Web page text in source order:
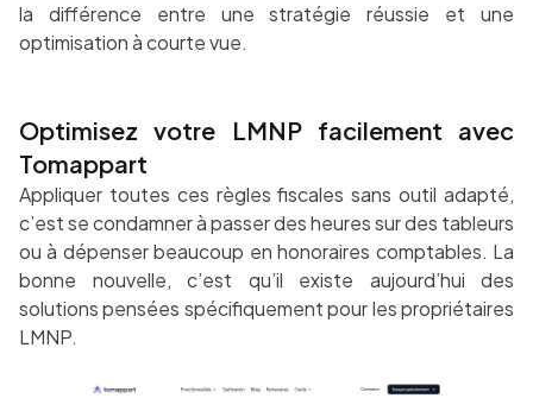
la différence entre une stratégie réussie et une
optimisation à courte vue.
Optimisez votre LMNP facilement avec
Tomappart
Appliquer toutes ces règles fiscales sans outil adapté,
c’est se condamner à passer des heures sur des tableurs
ou à dépenser beaucoup en honoraires comptables. La
bonne nouvelle, c’est qu’il existe aujourd’hui des
solutions pensées spécifiquement pour les propriétaires
LMNP.